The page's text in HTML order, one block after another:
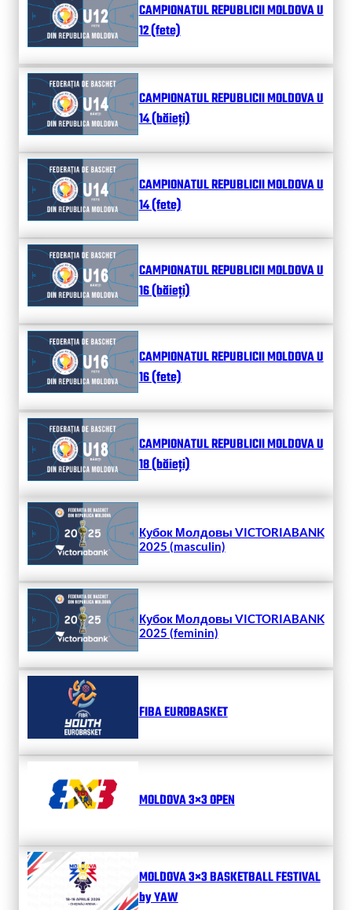
CAMPIONATUL REPUBLICII MOLDOVA U
12 (fete)
CAMPIONATUL REPUBLICII MOLDOVA U
14 (băieți)
CAMPIONATUL REPUBLICII MOLDOVA U
14 (fete)
CAMPIONATUL REPUBLICII MOLDOVA U
16 (băieți)
CAMPIONATUL REPUBLICII MOLDOVA U
16 (fete)
CAMPIONATUL REPUBLICII MOLDOVA U
18 (băieți)
Кубок Молдовы VICTORIABANK
2025 (masculin)
Кубок Молдовы VICTORIABANK
2025 (feminin)
FIBA EUROBASKET
MOLDOVA 3×3 OPEN
MOLDOVA 3×3 BASKETBALL FESTIVAL
by YAW